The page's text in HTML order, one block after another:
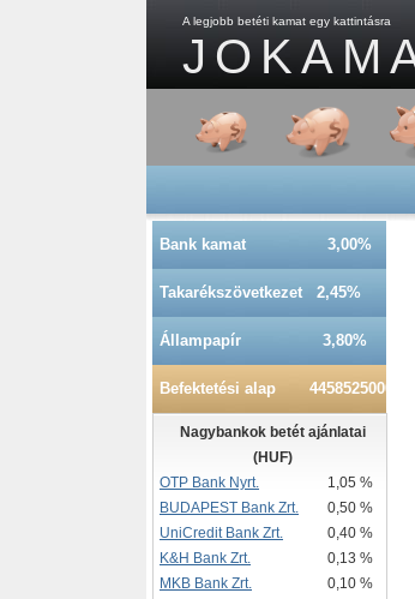
A legjobb betéti kamat egy kattintásra
Bank kamat 3,00%
Takarékszövetkezet 2,45%
Állampapír 3,80%
Befektetési alap
Nagybankok betét ajánlatai
(HUF)
OTP Bank Nyrt.
1,05 %
BUDAPEST Bank Zrt.
0,50 %
UniCredit Bank Zrt.
0,40 %
K&H Bank Zrt.
0,13 %
MKB Bank Zrt.
0,10 %